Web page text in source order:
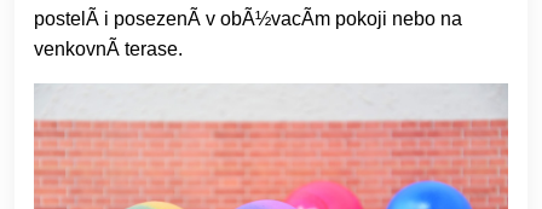
postelÃ­ i posezenÃ­ v obÃ½vacÃ­m pokoji nebo na
venkovnÃ­ terase.